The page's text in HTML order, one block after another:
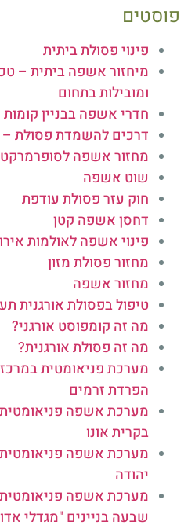
פוסטים
פינוי פסולת ביתית
מיחזור אשפה ביתית –
ומובילות בתחום
חדרי אשפה בבניין קומות
דרכים להשמדת פסולת
מחזור אשפה
שוט אשפה
חוק עזר פסולת עודפת
דחסן אשפה קטן
פינוי אשפה לאולמות
מחזור פסולת מזון
מחזור אשפה
טיפול בפסולת אורגנית
מה זה קומפוסט אורגני?
מה זה פסולת אורגנית?
מערכת פניאומטית
הפרדת זרמים
מערכת אשפה
בקרית אונו
יהודה
מערכת אשפה פניאומטית
שבעה בניינים "מגדלי